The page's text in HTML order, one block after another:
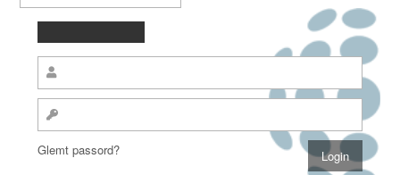
Glemt passord?